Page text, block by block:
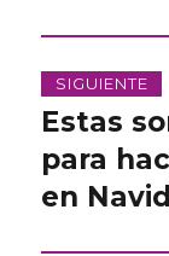
SIGUIENTE
Entrada
siguiente:
Estas
para
en